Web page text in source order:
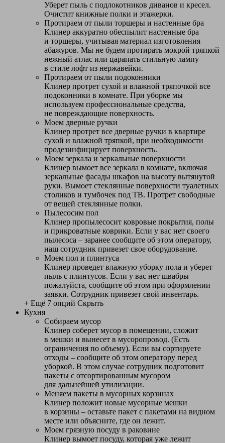
Уберет пыль с подлокотников диванов и кресел.
Очистит книжные полки и этажерки.
Протираем от пыли торшеры и настенные бра
Клинер аккуратно обеспылит настенные бра
и торшеры, учитывая материал изготовления
абажуров. Мы не будем протирать мокрой тряпкой
нежный атлас или царапать стильную лампу
в стиле лофт из нержавейки.
Протираем от пыли подоконники
Клинер протрет сухой и влажной тряпочкой все
подоконники в комнате. При уборке мы
используем профессиональные средства,
не повреждающие поверхность.
Моем дверные ручки
Клинер протрет все дверные ручки в квартире
сухой и влажной тряпкой, при необходимости
продезинфицирует поверхность.
Моем зеркала и зеркальные поверхности
Клинер вымоет все зеркала в комнате, включая
зеркальные фасады шкафов на высоту вытянутой
руки. Вымоет стеклянные поверхности туалетных
столиков и тумбочек под ТВ. Протрет свободные
от вещей стеклянные полки.
Пылесосим пол
Клинер пропылесосит ковровые покрытия, полы
и прикроватные коврики. Если у вас нет своего
пылесоса – заранее сообщите об этом оператору,
наш сотрудник привезет свое оборудование.
Моем пол и плинтуса
Клинер проведет влажную уборку пола и уберет
пыль с плинтусов. Если у вас нет швабры –
пожалуйста, сообщите об этом при оформлении
заявки. Сотрудник привезет свой инвентарь.
+ Ещё 7 опций Скрыть
Кухня
Собираем мусор
Клинер соберет мусор в помещении, сложит
в мешки и вынесет в мусоропровод. (Есть
ограничения по объему). Если вы сортируете
отходы – сообщите об этом оператору перед
уборкой. В этом случае сотрудник подготовит
пакеты с отсортированным мусором
для дальнейшей утилизации.
Меняем пакеты в мусорных корзинах
Клинер положит новые мусорные мешки
в корзины – оставьте пакет с пакетами на видном
месте или объясните, где он лежит.
Моем грязную посуду в раковине
Клинер вымоет посуду, которая уже лежит